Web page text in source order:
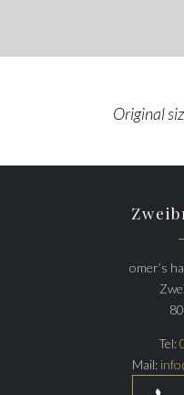
Original
omer’s
Tel:
Mail: